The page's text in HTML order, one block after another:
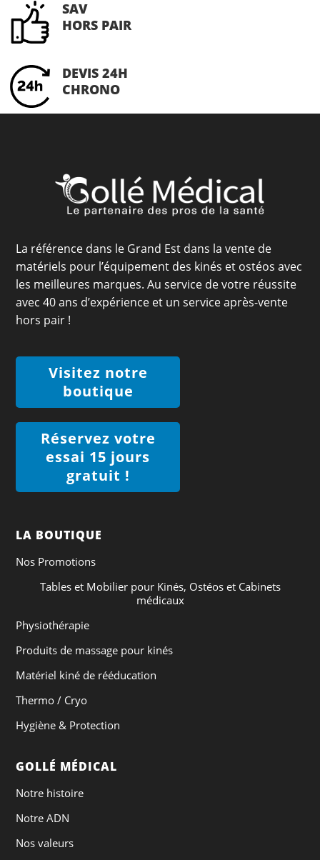
SAV
HORS PAIR
DEVIS 24H
CHRONO
La référence dans le Grand Est dans la vente de
matériels pour l’équipement des kinés et ostéos avec
les meilleures marques. Au service de votre réussite
avec 40 ans d’expérience et un service après-vente
hors pair !
Visitez notre
boutique
Réservez votre
essai 15 jours
gratuit !
LA BOUTIQUE
Nos Promotions
Tables et Mobilier pour Kinés, Ostéos et Cabinets
médicaux
Physiothérapie
Produits de massage pour kinés
Matériel kiné de rééducation
Thermo / Cryo
Hygiène & Protection
GOLLÉ MÉDICAL
Notre histoire
Notre ADN
Nos valeurs